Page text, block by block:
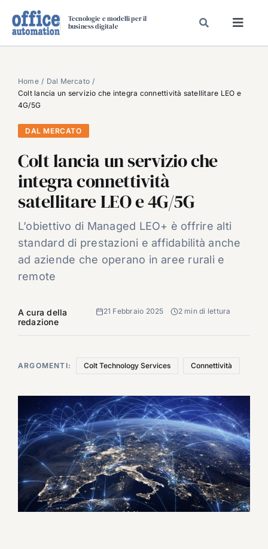
Tecnologie e modelli per il
business digitale
SPECIAL PAPER
TAVOLE ROTONDE DI REDAZIONE
DAL MERCATO
VIDEO
EVENTI
CHI SIAMO
Home
Dal Mercato
Colt lancia un servizio che integra connettività satellitare LEO e
4G/5G
DAL MERCATO
Colt lancia un servizio che
integra connettività
satellitare LEO e 4G/5G
L’obiettivo di Managed LEO+ è offrire alti
standard di prestazioni e affidabilità anche
ad aziende che operano in aree rurali e
remote
A cura della
redazione
21 Febbraio 2025 2 min di lettura
ARGOMENTI: Colt Technology Services Connettività